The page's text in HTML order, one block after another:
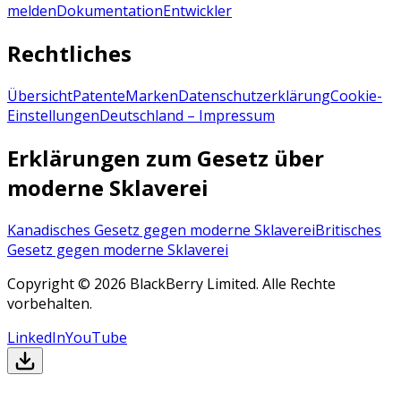
meldenDokumentationEntwickler
Rechtliches
ÜbersichtPatenteMarkenDatenschutzerklärungCookie-
EinstellungenDeutschland – Impressum
Erklärungen zum Gesetz über
moderne Sklaverei
Kanadisches Gesetz gegen moderne SklavereiBritisches
Gesetz gegen moderne Sklaverei
Copyright © 2026 BlackBerry Limited. Alle Rechte
vorbehalten.
LinkedInYouTube